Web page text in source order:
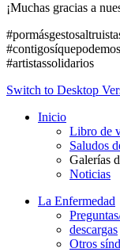
¡Muchas gracias a
#artistassolidarios
Switch to Desktop
Inicio
Libro de
Saludos
Galerías
Noticias
La Enfermedad
descargas
Otros